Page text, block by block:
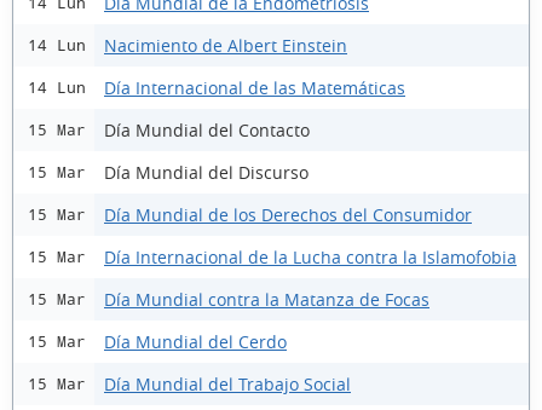
14 Lun Nacimiento de Albert Einstein
14 Lun Día Internacional de las Matemáticas
15 Mar Día Mundial del Contacto
15 Mar Día Mundial del Discurso
15 Mar Día Mundial de los Derechos del Consumidor
15 Mar Día Internacional de la Lucha contra la Islamofobia
15 Mar Día Mundial contra la Matanza de Focas
15 Mar Día Mundial del Cerdo
15 Mar Día Mundial del Trabajo Social